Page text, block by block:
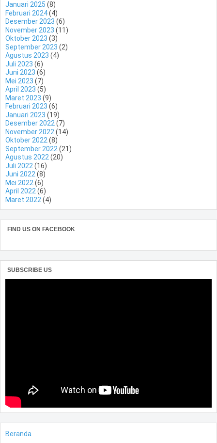
Januari 2025 (8)
Februari 2024(4)
Desember 2023 (6)
November 2023 (11)
Oktober 2023 (3)
September 2023 (2)
Agustus 2023 (4)
Juli 2023 (6)
Juni 2023 (6)
Mei 2023 (7)
April 2023 (5)
Maret 2023 (9)
Februari 2023 (6)
Januari 2023 (19)
Desember 2022 (7)
November 2022 (14)
Oktober 2022 (8)
September 2022 (21)
Agustus 2022 (20)
Juli 2022 (16)
Juni 2022 (8)
Mei 2022 (6)
April 2022 (6)
Maret 2022 (4)
FIND US ON FACEBOOK
SUBSCRIBE US
Beranda